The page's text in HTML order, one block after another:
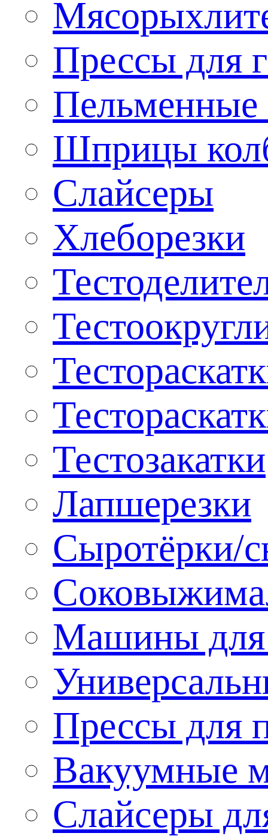
Прессы для
Пельменные
Шприцы
Слайсеры
Хлеборезки
Тестозакатки
Лапшерезки
Сыротёрки/
Машины для
Прессы для
Вакуумные
Слайсеры